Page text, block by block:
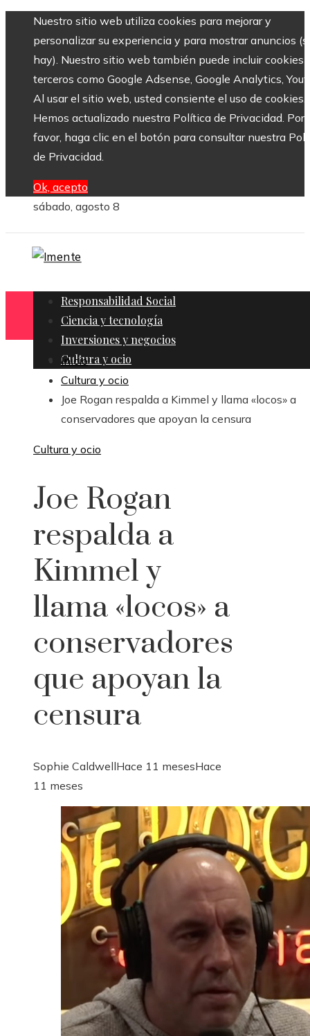
Nuestro sitio web utiliza cookies para mejorar y
personalizar su experiencia y para mostrar anuncios
hay). Nuestro sitio web también puede incluir cookies
terceros como Google Adsense, Google Analytics,
Al usar el sitio web, usted consiente el uso de cookies.
Hemos actualizado nuestra Política de Privacidad. Por
favor, haga clic en el botón para consultar nuestra
de Privacidad.
Ok, acepto
sábado, agosto 8
Responsabilidad Social
Ciencia y tecnología
Inversiones y negocios
Cultura y ocio
Inicio
Cultura y ocio
Joe Rogan respalda a Kimmel y llama «locos» a
conservadores que apoyan la censura
Cultura y ocio
Joe Rogan
respalda a
Kimmel y
llama «locos» a
conservadores
que apoyan la
censura
Sophie CaldwellHace 11 mesesHace
11 meses